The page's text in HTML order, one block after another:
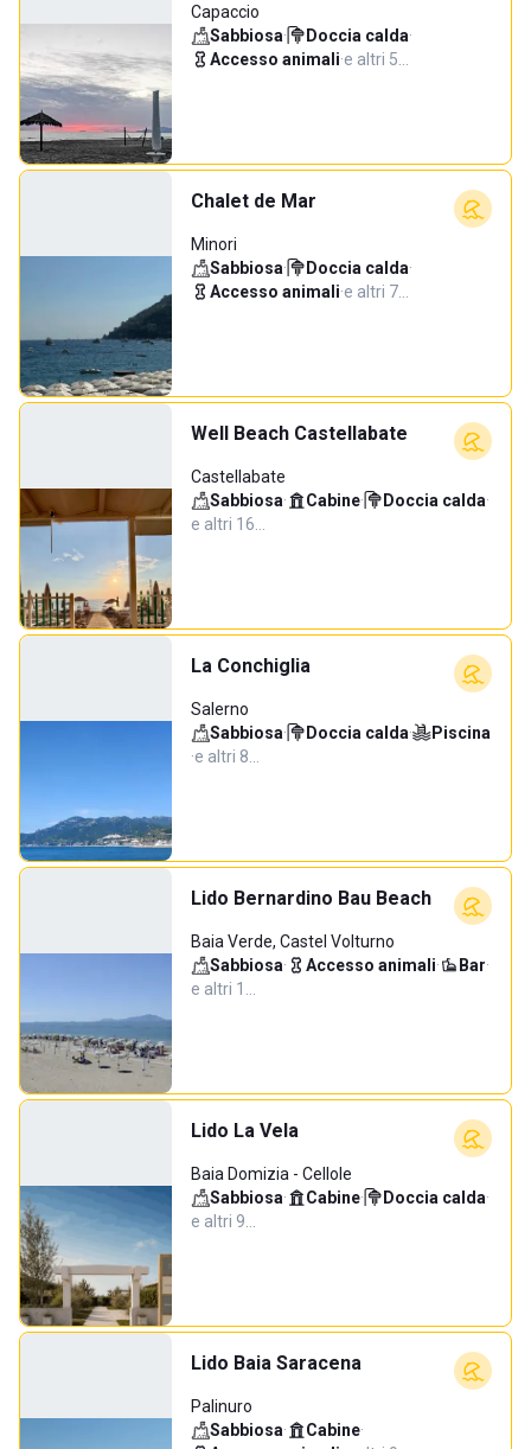
Capaccio
Sabbiosa· Doccia calda·
Accesso animali·e altri 5…
Chalet de Mar
Minori
Sabbiosa· Doccia calda·
Accesso animali·e altri 7…
Well Beach Castellabate
Castellabate
Sabbiosa· Cabine· Doccia calda·
e altri 16…
La Conchiglia
Salerno
Sabbiosa· Doccia calda·
Piscina
·e altri 8…
Lido Bernardino Bau Beach
Baia Verde, Castel Volturno
Sabbiosa· Accesso animali· Bar·
e altri 1…
Lido La Vela
Baia Domizia - Cellole
Sabbiosa· Cabine· Doccia calda·
e altri 9…
Lido Baia Saracena
Palinuro
Sabbiosa· Cabine·